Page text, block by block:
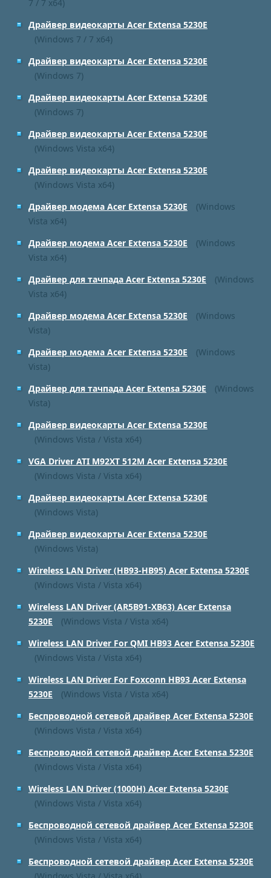
7 / 7 x64)
Драйвер видеокарты Acer Extensa 5230E
(Windows 7 / 7 x64)
Драйвер видеокарты Acer Extensa 5230E
(Windows 7)
Драйвер видеокарты Acer Extensa 5230E
(Windows 7)
Драйвер видеокарты Acer Extensa 5230E
(Windows Vista x64)
Драйвер видеокарты Acer Extensa 5230E
(Windows Vista x64)
Драйвер модема Acer Extensa 5230E
(Windows
Vista x64)
Драйвер модема Acer Extensa 5230E
(Windows
Vista x64)
Драйвер для тачпада Acer Extensa 5230E
(Windows
Vista x64)
Драйвер модема Acer Extensa 5230E
(Windows
Vista)
Драйвер модема Acer Extensa 5230E
(Windows
Vista)
Драйвер для тачпада Acer Extensa 5230E
(Windows
Vista)
Драйвер видеокарты Acer Extensa 5230E
(Windows Vista / Vista x64)
VGA Driver ATI M92XT 512M Acer Extensa 5230E
(Windows Vista / Vista x64)
Драйвер видеокарты Acer Extensa 5230E
(Windows Vista)
Драйвер видеокарты Acer Extensa 5230E
(Windows Vista)
Wireless LAN Driver (HB93-HB95) Acer Extensa 5230E
(Windows Vista / Vista x64)
Wireless LAN Driver (AR5B91-XB63) Acer Extensa
5230E
(Windows Vista / Vista x64)
Wireless LAN Driver For QMI HB93 Acer Extensa 5230E
(Windows Vista / Vista x64)
Wireless LAN Driver For Foxconn HB93 Acer Extensa
5230E
(Windows Vista / Vista x64)
Беспроводной сетевой драйвер Acer Extensa 5230E
(Windows Vista / Vista x64)
Беспроводной сетевой драйвер Acer Extensa 5230E
(Windows Vista / Vista x64)
Wireless LAN Driver (1000H) Acer Extensa 5230E
(Windows Vista / Vista x64)
Беспроводной сетевой драйвер Acer Extensa 5230E
(Windows Vista / Vista x64)
Беспроводной сетевой драйвер Acer Extensa 5230E